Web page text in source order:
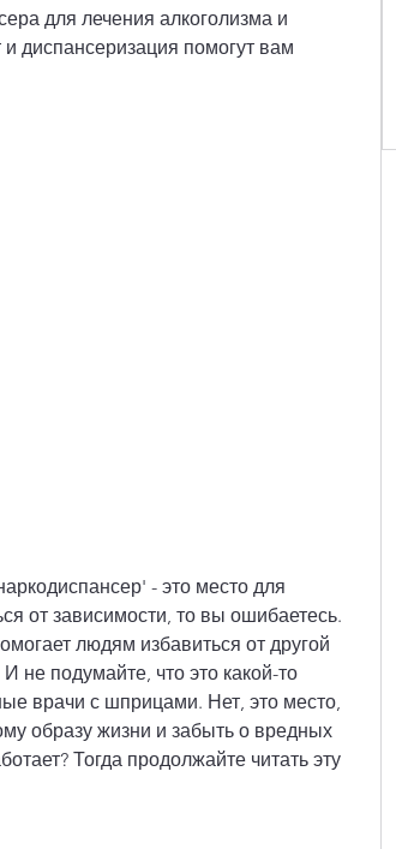
для лечения алкоголизма и
диспансеризация помогут вам
- это место для
от зависимости, то вы ошибаетесь.
людям избавиться от другой
не подумайте, что это какой-то
врачи с шприцами. Нет, это место,
образу жизни и забыть о вредных
Тогда продолжайте читать эту